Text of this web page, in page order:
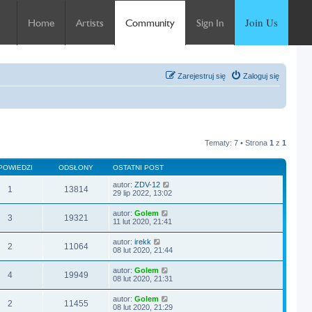
Home Artists Community Sign In Join Us
Zaloguj się
Zarejestruj się
Tematy: 7 • Strona 1 z 1
ODSŁONY OSTATNI POST
1 13814 autor: ZDV-12
29 lip 2022, 13:02
3 19321 autor: Golem
11 lut 2020, 21:41
2 11064 autor: irekk
08 lut 2020, 21:44
4 19949 autor: Golem
08 lut 2020, 21:31
2 11455 autor: Golem
08 lut 2020, 21:29